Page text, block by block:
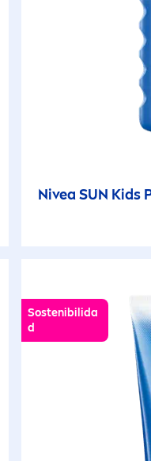
Nivea SUN Kids
Sostenibilida
d